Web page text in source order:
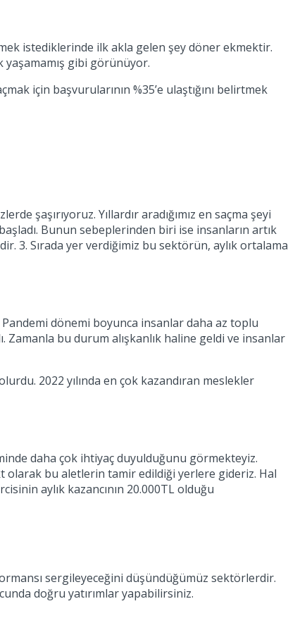
istediklerinde ilk akla gelen şey döner ekmektir.
gibi görünüyor.
için başvurularının %35’e ulaştığını belirtmek
şaşırıyoruz. Yıllardır aradığımız en saçma şeyi
Bunun sebeplerinden biri ise insanların artık
3. Sırada yer verdiğimiz bu sektörün, aylık ortalama
Pandemi dönemi boyunca insanlar daha az toplu
bu durum alışkanlık haline geldi ve insanlar
2022 yılında en çok kazandıran meslekler
daha çok ihtiyaç duyulduğunu görmekteyiz.
olarak bu aletlerin tamir edildiği yerlere gideriz. Hal
aylık kazancının 20.000TL olduğu
sergileyeceğini düşündüğümüz sektörlerdir.
doğru yatırımlar yapabilirsiniz.